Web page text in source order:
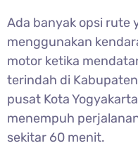
Ada banyak opsi rute
menggunakan
motor ketika
terindah di
pusat Kota
menempuh
sekitar 60 menit.